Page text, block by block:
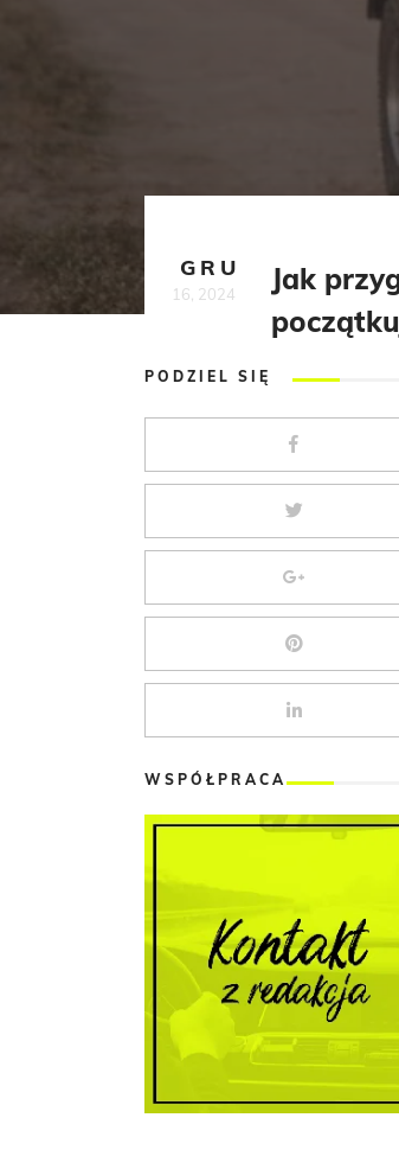
GRU
16, 2024
Jak
PODZIEL SIĘ
WSPÓŁPRACA